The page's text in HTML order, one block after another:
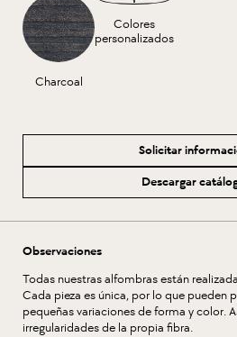
Charcoal
Colores
personalizados
Solicitar
Descargar
Observaciones
Todas nuestras alfombras están
Cada pieza es única, por lo que pueden
pequeñas variaciones de forma y color.
irregularidades de la propia fibra.